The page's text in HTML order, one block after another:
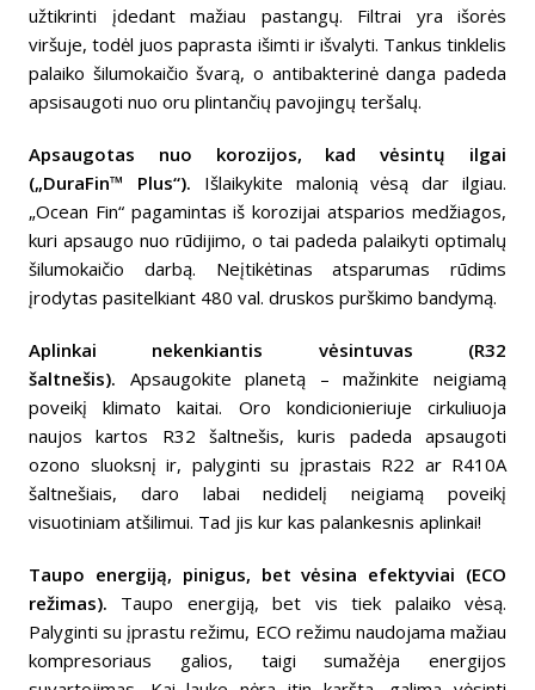
užtikrinti įdedant mažiau pastangų. Filtrai yra išorės
viršuje, todėl juos paprasta išimti ir išvalyti. Tankus tinklelis
palaiko šilumokaičio švarą, o antibakterinė danga padeda
apsisaugoti nuo oru plintančių pavojingų teršalų.
Apsaugotas nuo korozijos, kad vėsintų ilgai
(„DuraFin™ Plus“). Išlaikykite malonią vėsą dar ilgiau.
„Ocean Fin“ pagamintas iš korozijai atsparios medžiagos,
kuri apsaugo nuo rūdijimo, o tai padeda palaikyti optimalų
šilumokaičio darbą. Neįtikėtinas atsparumas rūdims
įrodytas pasitelkiant 480 val. druskos purškimo bandymą.
Aplinkai nekenkiantis vėsintuvas (R32
šaltnešis). Apsaugokite planetą – mažinkite neigiamą
poveikį klimato kaitai. Oro kondicionieriuje cirkuliuoja
naujos kartos R32 šaltnešis, kuris padeda apsaugoti
ozono sluoksnį ir, palyginti su įprastais R22 ar R410A
šaltnešiais, daro labai nedidelį neigiamą poveikį
visuotiniam atšilimui. Tad jis kur kas palankesnis aplinkai!
Taupo energiją, pinigus, bet vėsina efektyviai (ECO
režimas). Taupo energiją, bet vis tiek palaiko vėsą.
Palyginti su įprastu režimu, ECO režimu naudojama mažiau
kompresoriaus galios, taigi sumažėja energijos